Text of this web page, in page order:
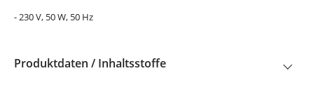
- 230 V, 50 W, 50 Hz
Produktdaten / Inhaltsstoffe